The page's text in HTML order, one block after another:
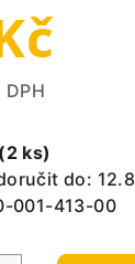
DPH
(2 ks)
do:
001-413-00